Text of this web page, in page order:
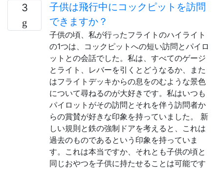
3
子供は飛行中にコックピットを訪問
できますか？
子供の頃、私が行ったフライトのハイライト
の1つは、コックピットへの短い訪問とパイロ
ットとの会話でした。私は、すべてのゲージ
とライト、レバーを引くとどうなるか、また
はフライトデッキからの息をのむような景色
について尋ねるのが大好きです。私はいつも
パイロットがその訪問とそれを伴う訪問者か
らの賞賛が好きな印象を持っていました。 新
しい規則と鉄の強制ドアを考えると、これは
過去のものであるという印象を持っていま
す。これは本当ですか、それとも子供の頃と
同じおやつを子供に持たせることは可能です